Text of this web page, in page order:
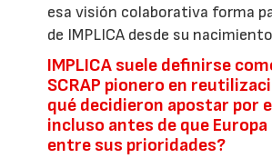
esa visión colaborativa forma
de IMPLICA desde su
IMPLICA suele definirse
SCRAP pionero en
qué decidieron apostar por
incluso antes de que
entre sus prioridades?